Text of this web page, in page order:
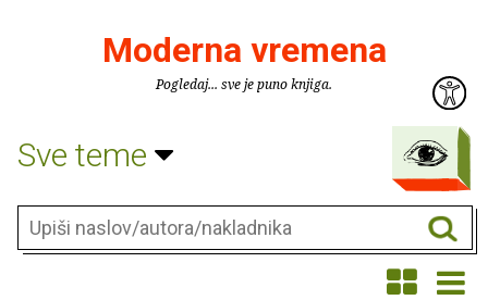
Moderna vremena
Pogledaj... sve je puno knjiga.
Sve teme